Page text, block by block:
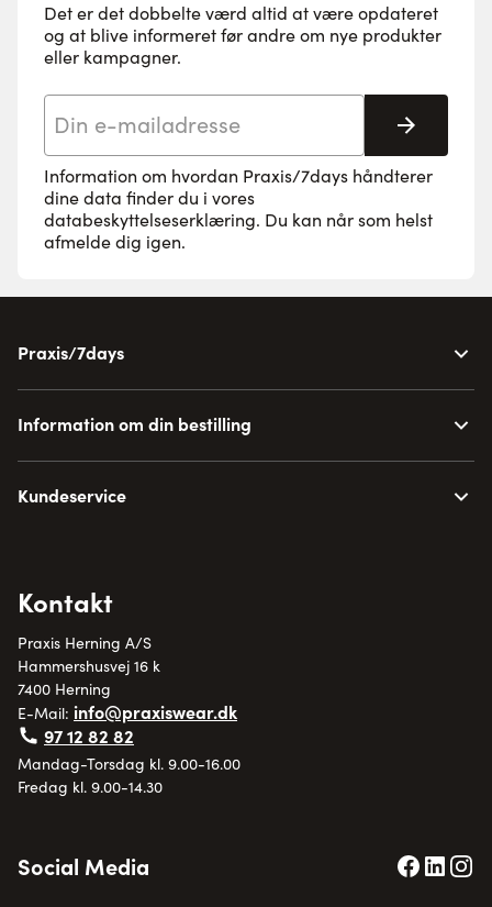
Det er det dobbelte værd altid at være opdateret
og at blive informeret før andre om nye produkter
eller kampagner.
Tilmeld
Information om hvordan Praxis/7days håndterer
dine data finder du i vores
databeskyttelseserklæring. Du kan når som helst
afmelde dig igen.
Praxis/7days
Information om din bestilling
Kundeservice
Kontakt
Praxis Herning A/S
Hammershusvej 16 k
7400 Herning
E-Mail: info@praxiswear.dk
97 12 82 82
Mandag-Torsdag kl. 9.00-16.00
Fredag kl. 9.00-14.30
Social Media